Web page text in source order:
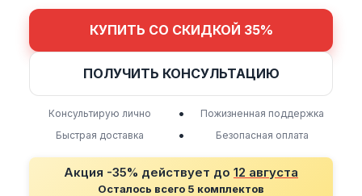
КУПИТЬ СО СКИДКОЙ 35%
ПОЛУЧИТЬ КОНСУЛЬТАЦИЮ
Консультирую лично •
Пожизненная поддержка
Быстрая доставка
• Безопасная оплата
Акция -35% действует до 12 августа
Осталось всего 5 комплектов